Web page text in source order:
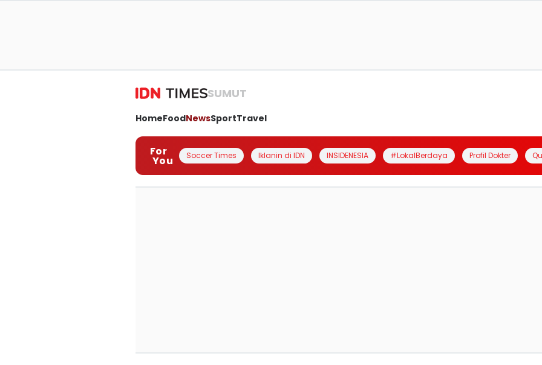
SUMUT
HomeFoodNewsSportTravel
For
You Soccer Times Iklanin di IDN INSIDENESIA #LokalBerdaya Profil Dokter